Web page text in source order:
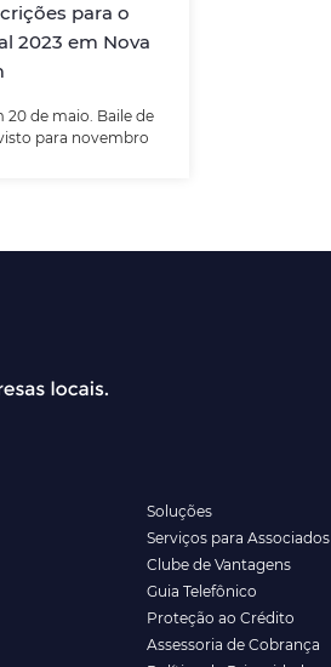
para o
2023 em Nova
20 de maio. Baile de
para novembro
Soluções
Serviços para Associados
Clube de Vantagens
Guia Telefônico
Proteção ao Crédito
Assessoria de Cobrança